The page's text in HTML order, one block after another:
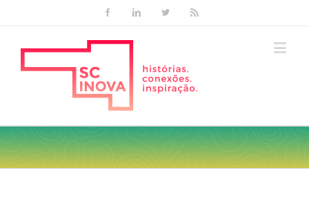
FacebookLinkedinTwitter